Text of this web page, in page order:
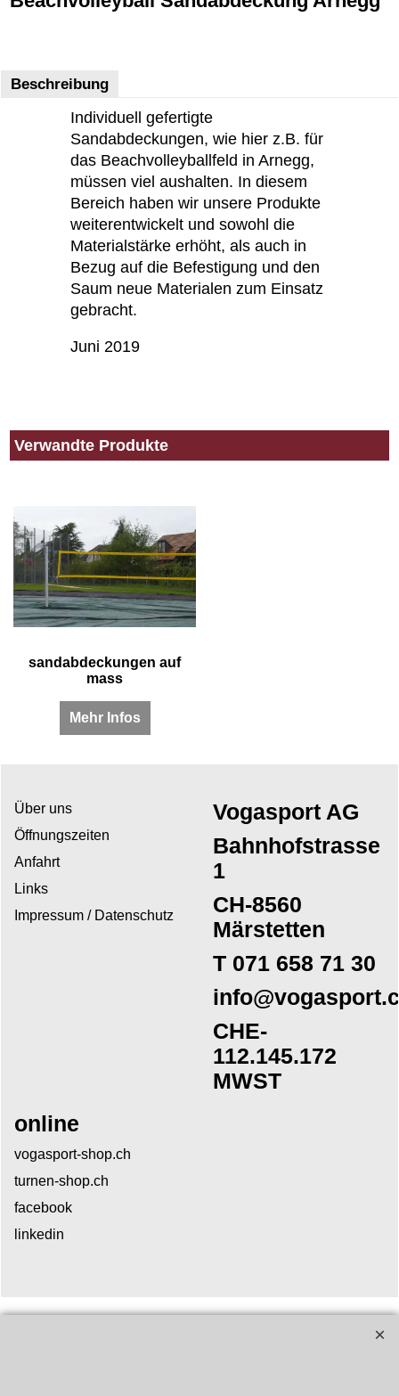
Beschreibung
Individuell gefertigte
Sandabdeckungen, wie hier z.B. für
das Beachvolleyballfeld in Arnegg,
müssen viel aushalten. In diesem
Bereich haben wir unsere Produkte
weiterentwickelt und sowohl die
Materialstärke erhöht, als auch in
Bezug auf die Befestigung und den
Saum neue Materialen zum Einsatz
gebracht.
Juni 2019
Verwandte Produkte
sandabdeckungen auf
mass
Mehr Infos
Über uns
Öffnungszeiten
Anfahrt
Links
Impressum / Datenschutz
Vogasport AG
Bahnhofstrasse
1
CH-8560
Märstetten
T 071 658 71 30
CHE-
112.145.172
MWST
online
vogasport-shop.ch
turnen-shop.ch
facebook
linkedin